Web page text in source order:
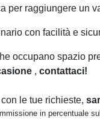
per raggiungere un
con facilità e
occupano spazio
, contattaci!
le tue richieste,
in percentuale